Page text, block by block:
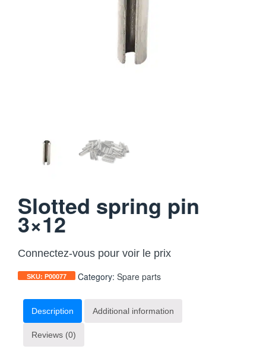
Slotted spring pin
3×12
Connectez-vous pour voir le prix
SKU: P00077 Category: Spare parts
Description Additional information
Reviews (0)